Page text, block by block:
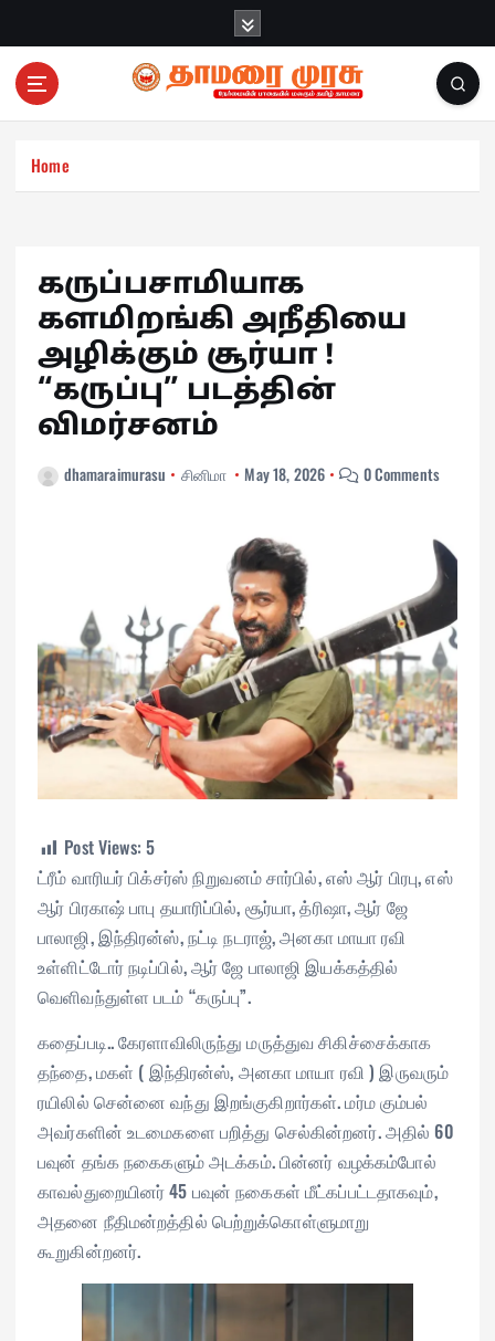
Home
கருப்பசாமியாக
களமிறங்கி அநீதியை
அழிக்கும் சூர்யா !
“கருப்பு” படத்தின்
விமர்சனம்
dhamaraimurasu சினிமா May 18, 2026 0 Comments
Post Views: 5
ட்ரீம் வாரியர் பிக்சர்ஸ் நிறுவனம் சார்பில், எஸ் ஆர் பிரபு, எஸ்
ஆர் பிரகாஷ் பாபு தயாரிப்பில், சூர்யா, த்ரிஷா, ஆர் ஜே
பாலாஜி, இந்திரன்ஸ், நட்டி நடராஜ், அனகா மாயா ரவி
உள்ளிட்டோர் நடிப்பில், ஆர் ஜே பாலாஜி இயக்கத்தில்
வெளிவந்துள்ள படம் “கருப்பு”.
கதைப்படி.. கேரளாவிலிருந்து மருத்துவ சிகிச்சைக்காக
தந்தை, மகள் ( இந்திரன்ஸ், அனகா மாயா ரவி ) இருவரும்
ரயிலில் சென்னை வந்து இறங்குகிறார்கள். மர்ம கும்பல்
அவர்களின் உடமைகளை பறித்து செல்கின்றனர். அதில் 60
பவுன் தங்க நகைகளும் அடக்கம். பின்னர் வழக்கம்போல்
காவல்துறையினர் 45 பவுன் நகைகள் மீட்கப்பட்டதாகவும்,
அதனை நீதிமன்றத்தில் பெற்றுக்கொள்ளுமாறு
கூறுகின்றனர்.